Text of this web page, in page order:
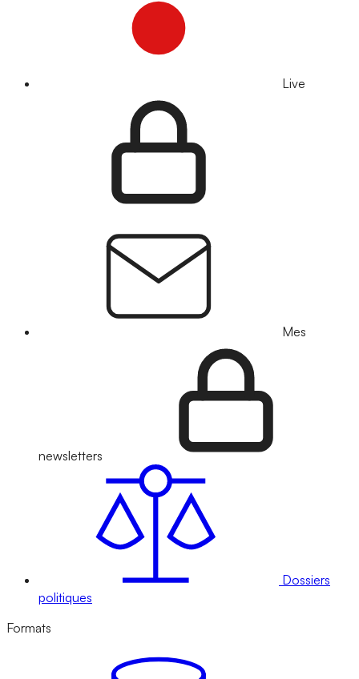
Live
Mes
newsletters
Dossiers
politiques
Formats